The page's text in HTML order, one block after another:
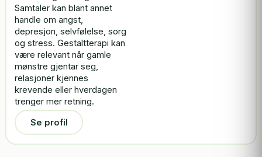
Samtaler kan blant annet
handle om angst,
depresjon, selvfølelse, sorg
og stress. Gestaltterapi kan
være relevant når gamle
mønstre gjentar seg,
relasjoner kjennes
krevende eller hverdagen
trenger mer retning.
Se profil